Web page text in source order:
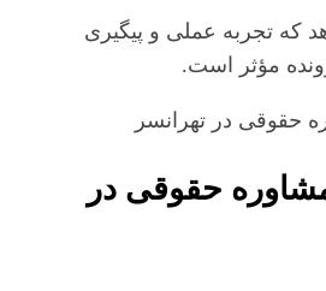
که تجربه عملی و پیگیری
مؤثر است.
حقوقی در